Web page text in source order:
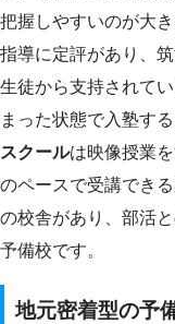
把握しやすいのが大
指導に定評があり、
生徒から支持されて
まった状態で入塾す
スクールは映像授業
のペースで受講でき
の校舎があり、部活
予備校です。
地元密着型の予